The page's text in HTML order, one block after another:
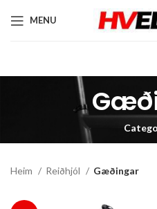
MENU
Heim Reiðhjól Gæðingar